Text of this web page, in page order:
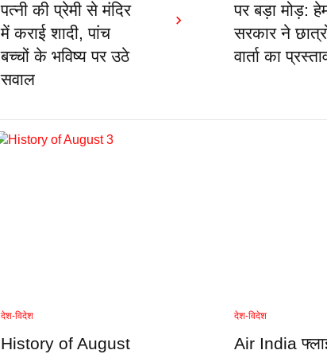
पत्नी की प्रेमी से मंदिर
में कराई शादी, पांच
बच्चों के भविष्य पर उठे
सवाल
पर बड़ा मोड़:
सरकार ने
वार्ता का
देश-विदेश
History of August
देश-विदेश
Air India